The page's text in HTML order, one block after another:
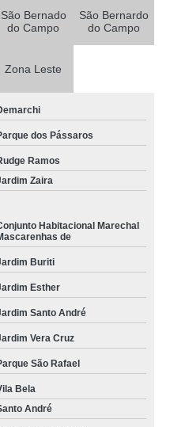
São Bernado
do Campo
São Bernardo
do Campo
Zona Leste
dos Pássaros
Ramos
Zaira
Habitacional Marechal
de
Buriti
Esther
Santo André
Vera Cruz
São Rafael
Bela
André